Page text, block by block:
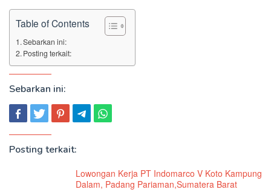
Table of Contents
Sebarkan ini:
Posting terkait:
Sebarkan ini:
Posting terkait:
Lowongan Kerja PT Indomarco V Koto Kampung
Dalam, Padang Pariaman,Sumatera Barat